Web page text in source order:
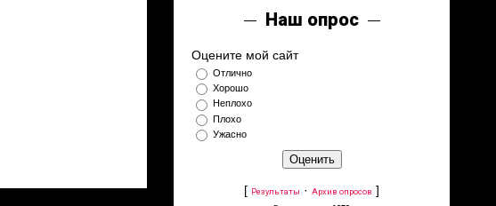
Наш опрос
Оцените мой сайт
Отлично
Хорошо
Неплохо
Плохо
Ужасно
[ Результаты · Архив опросов ]